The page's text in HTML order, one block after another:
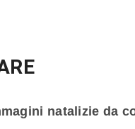
natalizie da